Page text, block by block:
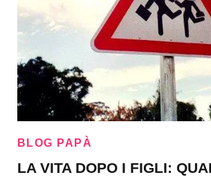
BLOG PAPÀ
LA VITA DOPO I FIGLI: